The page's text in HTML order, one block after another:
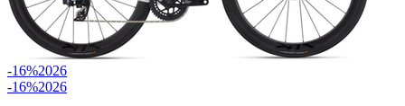
-16%2026
-16%2026